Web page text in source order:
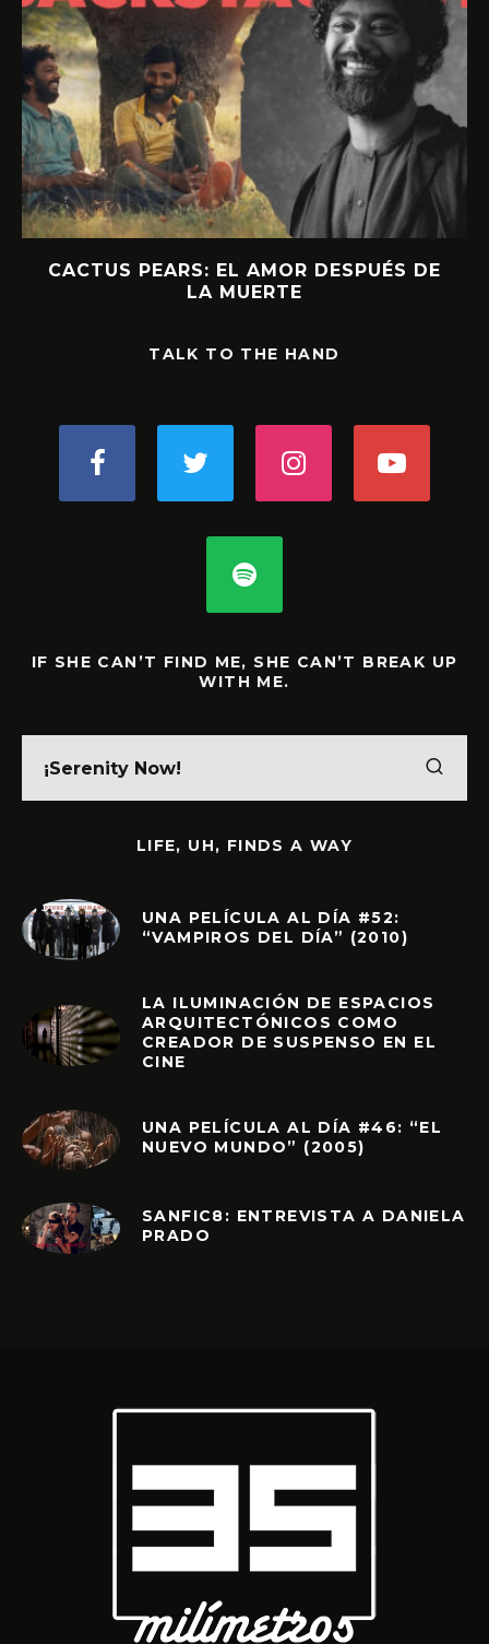
CACTUS PEARS: EL AMOR DESPUÉS DE
LA MUERTE
TALK TO THE HAND
IF SHE CAN’T FIND ME, SHE CAN’T BREAK UP
WITH ME.
LIFE, UH, FINDS A WAY
UNA PELÍCULA AL DÍA #52:
“VAMPIROS DEL DÍA” (2010)
LA ILUMINACIÓN DE ESPACIOS
ARQUITECTÓNICOS COMO
CREADOR DE SUSPENSO EN EL
CINE
UNA PELÍCULA AL DÍA #46: “EL
NUEVO MUNDO” (2005)
SANFIC8: ENTREVISTA A DANIELA
PRADO